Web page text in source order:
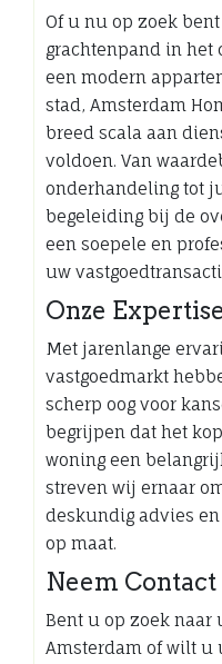
Of u nu op zoek
grachtenpand in het
een modern
stad, Amsterdam
breed scala aan
voldoen. Van
onderhandeling tot
begeleiding bij de
een soepele en
uw
Onze Expertise
Met jarenlange
vastgoedmarkt
scherp oog voor
begrijpen dat het
woning een
streven wij ernaar
deskundig advies
op maat.
Neem Contact
Bent u op zoek naar
Amsterdam of wilt u